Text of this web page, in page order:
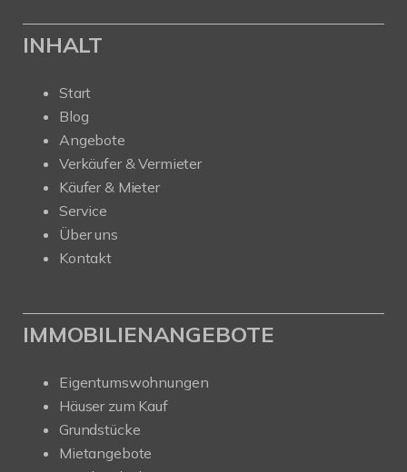
INHALT
Start
Blog
Angebote
Verkäufer & Vermieter
Käufer & Mieter
Service
Über uns
Kontakt
IMMOBILIENANGEBOTE
Eigentumswohnungen
Häuser zum Kauf
Grundstücke
Mietangebote